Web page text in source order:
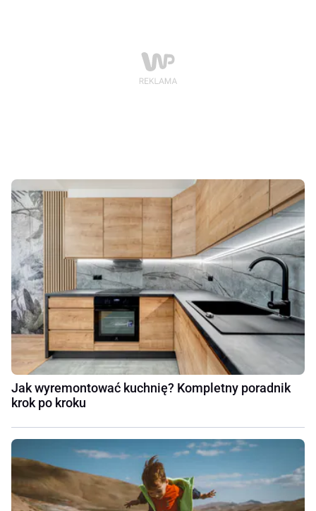
Jak wyremontować kuchnię? Kompletny poradnik
krok po kroku